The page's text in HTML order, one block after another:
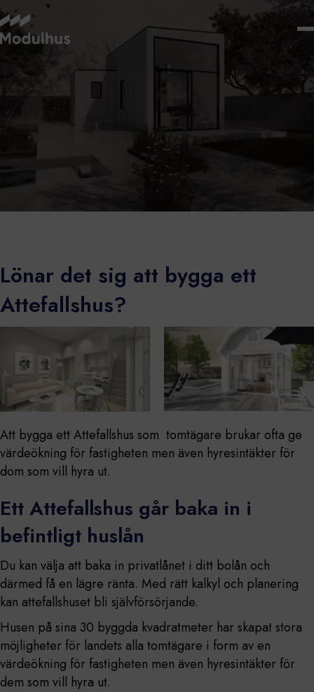
Lönar det sig att bygga ett
Attefallshus?
Att bygga ett Attefallshus som tomtägare brukar ofta ge
värdeökning för fastigheten men även hyresintäkter för
dom som vill hyra ut.
Ett Attefallshus går baka in i
befintligt huslån
Du kan välja att baka in privatlånet i ditt bolån och
därmed få en lägre ränta. Med rätt kalkyl och planering
kan attefallshuset bli självförsörjande.
Husen på sina 30 byggda kvadratmeter har skapat stora
möjligheter för landets alla tomtägare i form av en
värdeökning för fastigheten men även hyresintäkter för
dem som vill hyra ut.